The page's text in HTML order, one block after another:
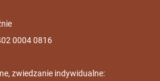
0004 0816
zwiedzanie indywidualne: